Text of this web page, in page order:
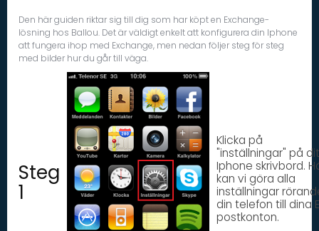
Den här guiden riktar sig till dig som har köpt en Exchange-
lösning hos Ballou. Det är väldigt enkelt att konfigurera din Iphone
att fungera ihop med Exchange, men nedan följer steg för steg
med bilder hur du går till väga.
Steg
1
Klicka på
"inställningar" på
Iphone skrivbord.
kan vi göra alla
inställningar
din telefon till dina
postkonton.